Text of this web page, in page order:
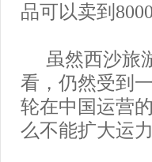
品可以卖到
虽然西沙旅
看，仍然受到
轮在中国运营
么不能扩大运